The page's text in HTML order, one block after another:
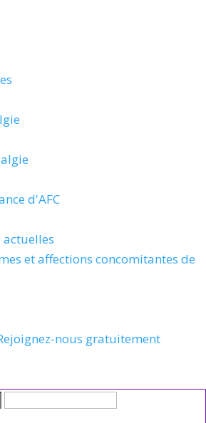
d'AFC
actuelles
et affections concomitantes de
nous gratuitement